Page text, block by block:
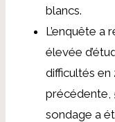
blancs.
L’enquête a
élevée
difficultés en
précédente,
sondage a